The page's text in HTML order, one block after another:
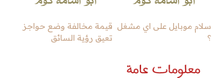
سلام موبايل على اي مشغل
؟
قيمة مخالفة وضع حواجز
تعيق رؤية السائق